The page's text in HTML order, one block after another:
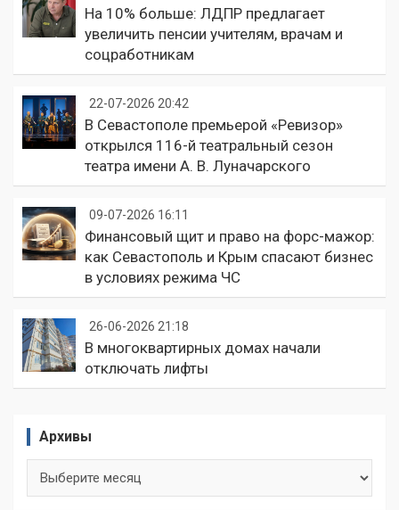
На 10% больше: ЛДПР предлагает
увеличить пенсии учителям, врачам и
соцработникам
22-07-2026 20:42
В Севастополе премьерой «Ревизор»
открылся 116-й театральный сезон
театра имени А. В. Луначарского
09-07-2026 16:11
Финансовый щит и право на форс-мажор:
как Севастополь и Крым спасают бизнес
в условиях режима ЧС
26-06-2026 21:18
В многоквартирных домах начали
отключать лифты
Архивы